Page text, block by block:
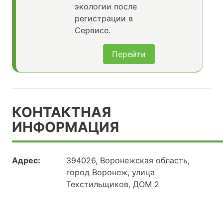
экологии после
регистрации в
Сервисе.
Перейти
КОНТАКТНАЯ
ИНФОРМАЦИЯ
Адрес:
394026, Воронежская область,
город Воронеж, улица
Текстильщиков, ДОМ 2